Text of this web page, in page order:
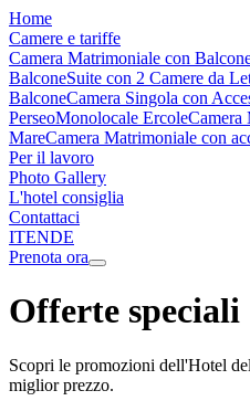
Home
Camere e tariffe
Camera Matrimoniale con
BalconeSuite con 2 Camere da
BalconeCamera Singola con
PerseoMonolocale ErcoleCamera
MareCamera Matrimoniale con
Per il lavoro
Photo Gallery
L'hotel consiglia
Contattaci
ITENDE
Prenota ora
Offerte speciali
Scopri le promozioni dell'Hotel
miglior prezzo.